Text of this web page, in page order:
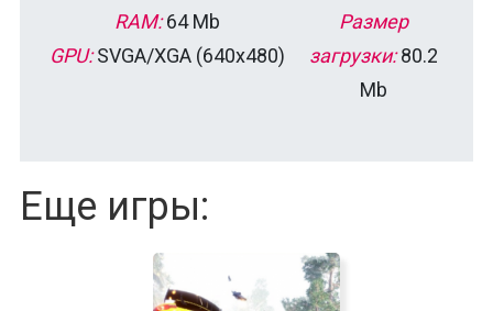
RAM:64 Mb
GPU:SVGA/XGA (640х480)
Размер
загрузки:80.2
Mb
Еще игры: